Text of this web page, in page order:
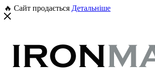
🔥 Сайт продається Детальніше